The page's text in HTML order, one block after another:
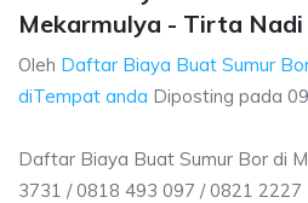
Mekarmulya - Tirta Nadi
Oleh Daftar Biaya Buat Sumur
diTempat anda Diposting pada
Daftar Biaya Buat Sumur Bor di
3731 / 0818 493 097 / 0821 2227